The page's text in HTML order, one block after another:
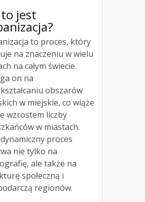
jest
to proces, który
na znaczeniu w wielu
na całym świecie.
on na
obszarów
w miejskie, co wiąże
wzrostem liczby
w miastach.
proces
nie tylko na
ale także na
społeczną i
regionów.